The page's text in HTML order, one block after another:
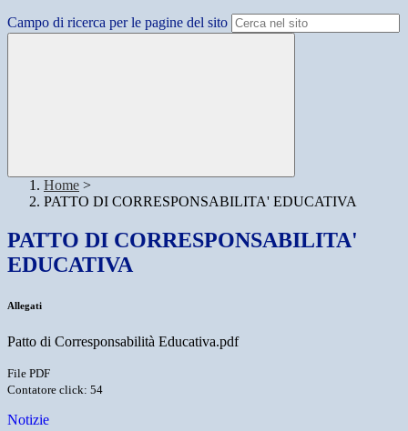
Campo di ricerca per le pagine del sito
Home >
PATTO DI CORRESPONSABILITA' EDUCATIVA
PATTO DI CORRESPONSABILITA'
EDUCATIVA
Allegati
Patto di Corresponsabilità Educativa.pdf
File PDF
Contatore click: 54
Notizie